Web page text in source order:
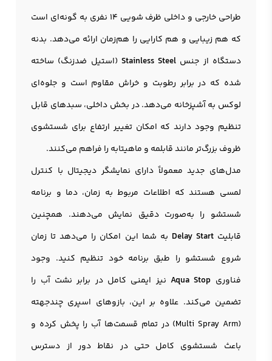
طراحی خارجی و داخلی ظرف شویی 14 نفری به گونه‌ای است
که هم زیبایی و هم کارایی را هم‌زمان ارائه می‌دهد. بدنه
دستگاه از جنس Stainless Steel (استیل ضدزنگ) ساخته
شده که در برابر رطوبت و خراش مقاوم است و جلوه‌ای
لوکس به آشپزخانه می‌دهد. در بخش داخلی، سبدهای قابل
تنظیم وجود دارند که امکان تغییر ارتفاع برای شستشوی
ظروف بزرگ‌تر مانند قابلمه و ماهیتابه را فراهم می‌کنند.
مدل‌های جدید معمولاً دارای نمایشگر دیجیتال با کنترل
لمسی هستند که اطلاعات مربوط به زمان، دما و برنامه
شستشو را به‌صورت دقیق نمایش می‌دهند. همچنین
قابلیتDelay Start به شما این امکان را می‌دهد تا زمان
شروع شستشو را طبق برنامه خود تنظیم کنید. وجود
فناوری Aqua Stopنیز ایمنی کامل در برابر نشت آب را
تضمین می‌کند. علاوه بر این، بازوهای اسپری چندجهته
(Multi Spray Arm) در تمام قسمت‌ها آب را پخش کرده و
باعث شستشوی کامل حتی در نقاط دور از دسترس